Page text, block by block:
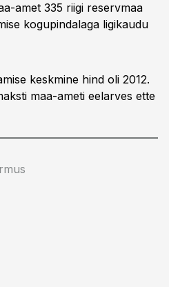
amet 335 riigi reservmaa
kogupindalaga ligikaudu
keskmine hind oli 2012.
maa-ameti eelarves ette